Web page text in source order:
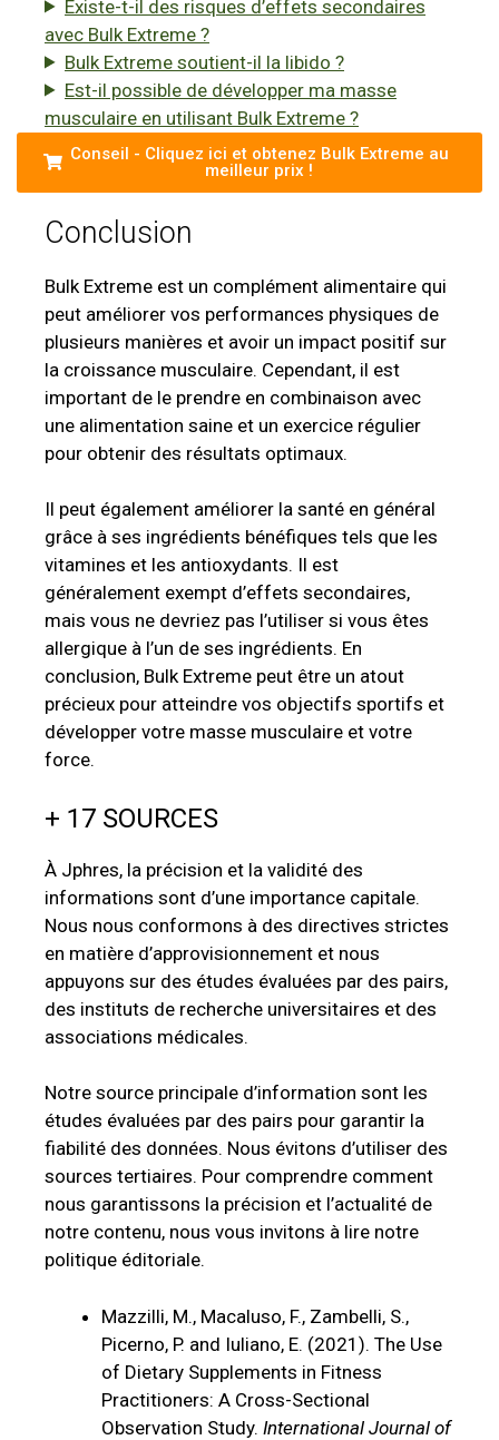
Existe-t-il des risques d’effets secondaires
avec Bulk Extreme ?
Bulk Extreme soutient-il la libido ?
Est-il possible de développer ma masse
musculaire en utilisant Bulk Extreme ?
Conseil - Cliquez ici et obtenez Bulk Extreme au
meilleur prix !
Conclusion
Bulk Extreme est un complément alimentaire qui
peut améliorer vos performances physiques de
plusieurs manières et avoir un impact positif sur
la croissance musculaire. Cependant, il est
important de le prendre en combinaison avec
une alimentation saine et un exercice régulier
pour obtenir des résultats optimaux.
Il peut également améliorer la santé en général
grâce à ses ingrédients bénéfiques tels que les
vitamines et les antioxydants. Il est
généralement exempt d’effets secondaires,
mais vous ne devriez pas l’utiliser si vous êtes
allergique à l’un de ses ingrédients. En
conclusion, Bulk Extreme peut être un atout
précieux pour atteindre vos objectifs sportifs et
développer votre masse musculaire et votre
force.
+ 17 SOURCES
À Jphres, la précision et la validité des
informations sont d’une importance capitale.
Nous nous conformons à des directives strictes
en matière d’approvisionnement et nous
appuyons sur des études évaluées par des pairs,
des instituts de recherche universitaires et des
associations médicales.
Notre source principale d’information sont les
études évaluées par des pairs pour garantir la
fiabilité des données. Nous évitons d’utiliser des
sources tertiaires. Pour comprendre comment
nous garantissons la précision et l’actualité de
notre contenu, nous vous invitons à lire notre
politique éditoriale.
Mazzilli, M., Macaluso, F., Zambelli, S.,
Picerno, P. and Iuliano, E. (2021). The Use
of Dietary Supplements in Fitness
Practitioners: A Cross-Sectional
Observation Study. International Journal of